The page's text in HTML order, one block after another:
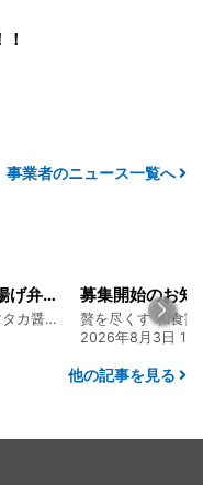
事業者のニュース一覧へ
大人気メニュー「唐揚げ弁当」のレシピをご紹介します！
130年の伝統と革新 ヤマタカ醤油ファンド
募集開始のお知
贅を尽くす 和食
2026年8月3日
他の記事を見る